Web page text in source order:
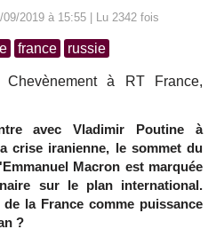
2019 à 15:55 | Lu 2342 fois
france russie
Chevènement à RT France,
avec Vladimir Poutine à
crise iranienne, le sommet du
Macron est marquée
sur le plan international.
la France comme puissance
?